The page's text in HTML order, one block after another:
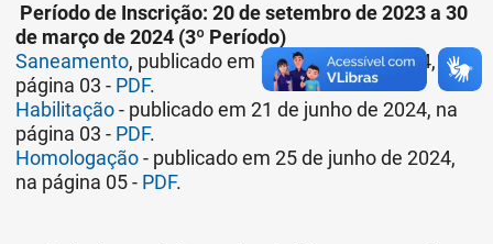
Período de Inscrição: 20 de setembro de 2023 a 30
de março de 2024 (3º Período)
Saneamento, publicado em 10 de maio de 2024, na
página 03 - PDF.
Habilitação- publicado em 21 de junho de 2024, na
página 03 - PDF.
Homologação- publicado em 25 de junho de 2024,
na página 05 - PDF.